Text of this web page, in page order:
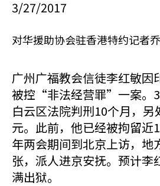
3/27/2017
对华援助协会驻香港特约记者
广州广福教会信徒李红敏因
被控“非法经营罪”一案。
白云区法院判刑10个月，
元。此前，他已经被拘留近
年两会期间到北京上访，地
张，派人进京安抚。预计李
满出狱。